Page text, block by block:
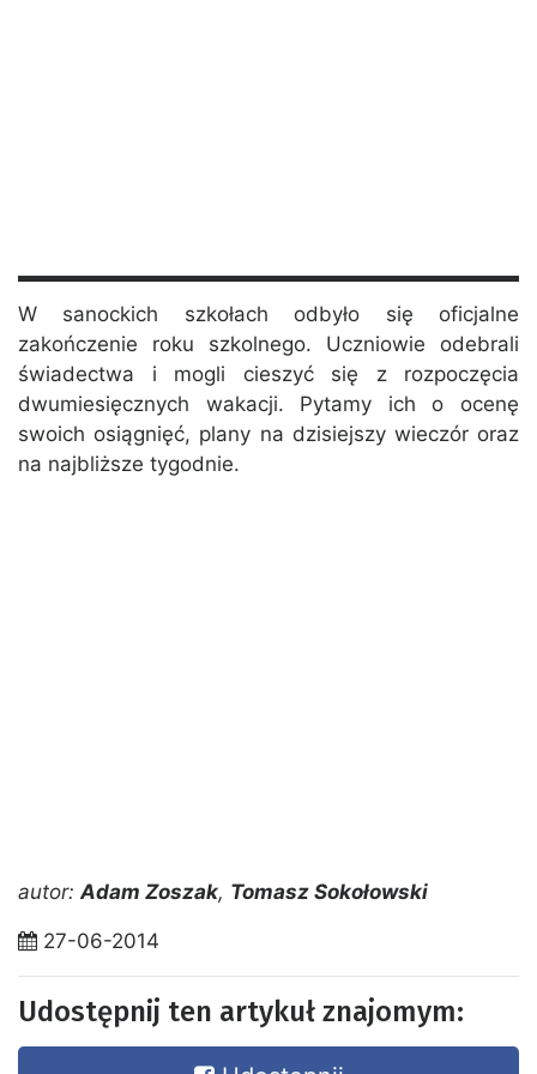
W sanockich szkołach odbyło się oficjalne
zakończenie roku szkolnego. Uczniowie odebrali
świadectwa i mogli cieszyć się z rozpoczęcia
dwumiesięcznych wakacji. Pytamy ich o ocenę
swoich osiągnięć, plany na dzisiejszy wieczór oraz
na najbliższe tygodnie.
autor:Adam Zoszak, Tomasz Sokołowski
27-06-2014
Udostępnij ten artykuł znajomym: